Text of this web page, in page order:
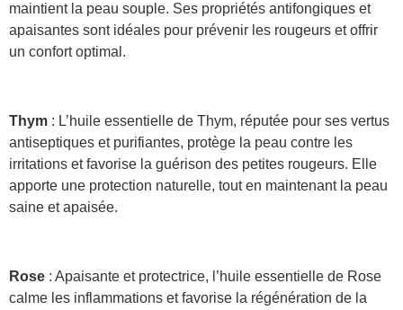
maintient la peau souple. Ses propriétés antifongiques et
apaisantes sont idéales pour prévenir les rougeurs et offrir
un confort optimal.
Thym : L’huile essentielle de Thym, réputée pour ses vertus
antiseptiques et purifiantes, protège la peau contre les
irritations et favorise la guérison des petites rougeurs. Elle
apporte une protection naturelle, tout en maintenant la peau
saine et apaisée.
Rose : Apaisante et protectrice, l’huile essentielle de Rose
calme les inflammations et favorise la régénération de la